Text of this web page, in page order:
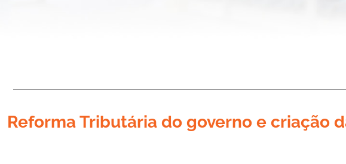
Reforma Tributária do governo e criação